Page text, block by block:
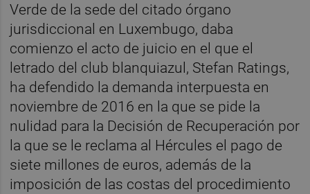
Verde de la sede del citado órgano
jurisdiccional en Luxembugo, daba
comienzo el acto de juicio en el que el
letrado del club blanquiazul, Stefan Ratings,
ha defendido la demanda interpuesta en
noviembre de 2016 en la que se pide la
nulidad para la Decisión de Recuperación por
la que se le reclama al Hércules el pago de
siete millones de euros, además de la
imposición de las costas del procedimiento